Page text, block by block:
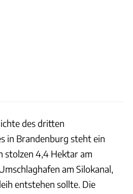
des dritten
in Brandenburg steht ein
stolzen 4,4 Hektar am
am Silokanal,
entstehen sollte. Die